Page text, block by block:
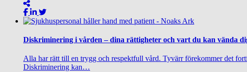
Diskriminering i vården – dina rättigheter och vart du kan vända
Alla har rätt till en trygg och respektfull vård. Tyvärr förekommer det
Diskriminering kan…